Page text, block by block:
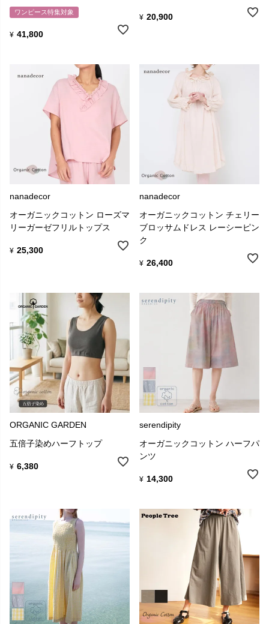
ワンピース特集対象
¥ 41,800
¥ 20,900
nanadecor
オーガニックコットン ローズマ
リーガーゼフリルトップス
¥ 25,300
nanadecor
オーガニックコットン チェリー
ブロッサムドレス レーシーピン
ク
¥ 26,400
ORGANIC GARDEN
五倍子染めハーフトップ
¥ 6,380
serendipity
オーガニックコットン ハーフパ
ンツ
¥ 14,300